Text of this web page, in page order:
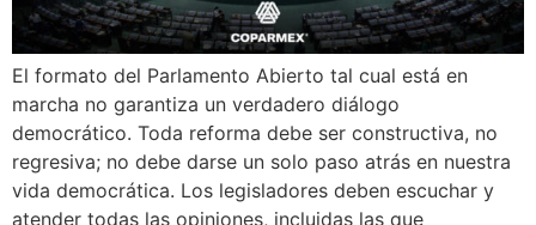
El formato del Parlamento Abierto tal cual está en
marcha no garantiza un verdadero diálogo
democrático. Toda reforma debe ser constructiva, no
regresiva; no debe darse un solo paso atrás en nuestra
vida democrática. Los legisladores deben escuchar y
atender todas las opiniones, incluidas las que